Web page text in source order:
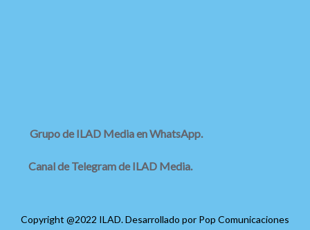
Grupo de ILAD Media en WhatsApp.
Canal de Telegram de ILAD Media.
Copyright @2022 ILAD. Desarrollado por Pop Comunicaciones